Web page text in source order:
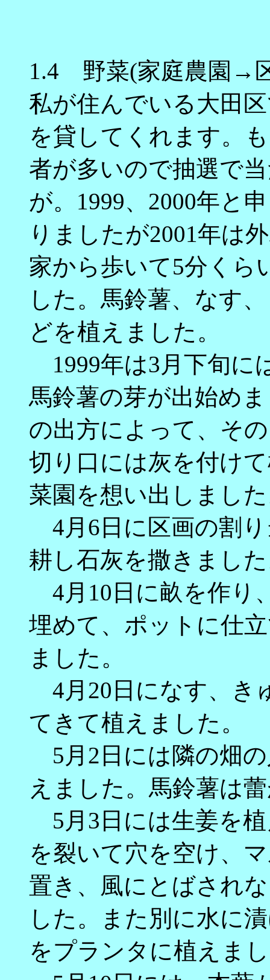
1.4 野菜(家庭農園→
私が住んでいる大田
を貸してくれます。
者が多いので抽選で
が。1999、2000年と
りましたが2001年は
家から歩いて5分くら
した。馬鈴薯、なす
どを植えました。
1999年は3月下旬に
馬鈴薯の芽が出始め
の出方によって、そ
切り口には灰を付け
菜園を想い出しまし
4月6日に区画の割
耕し石灰を撒きまし
4月10日に畝を作り
埋めて、ポットに仕
ました。
4月20日になす、き
てきて植えました。
5月2日には隣の畑
えました。馬鈴薯は
5月3日には生姜を
を裂いて穴を空け、
置き、風にとばされ
した。また別に水に
をプランタに植えま